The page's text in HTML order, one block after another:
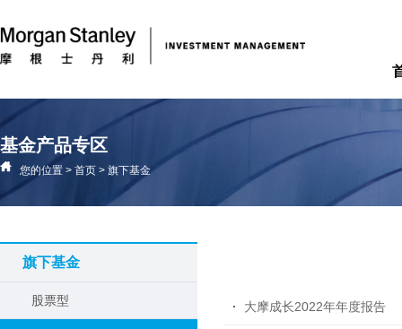
基金产品专区
您的位置 > 首页 > 旗下基金
旗下基金
股票型 大摩成长2022年年度报告